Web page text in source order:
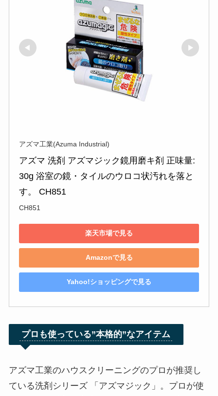
アズマ工業(Azuma Industrial)
アズマ 洗剤 アズマジック鏡用磨キ剤 正味量:
30g 浴室の鏡・タイルのウロコ状汚れを落と
す。 CH851
CH851
楽天市場で見る
Amazonで見る
Yahoo!ショッピングで見る
プロも使っている”本格的”なアイテム
アズマ工業のハウスクリーニングのプロが推奨し
ている洗剤シリーズ 「アズマジック」。プロが使